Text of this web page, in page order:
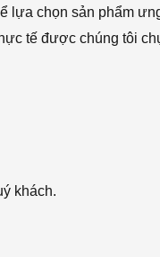
lựa chọn sản phẩm
tế được chúng tôi
khách.